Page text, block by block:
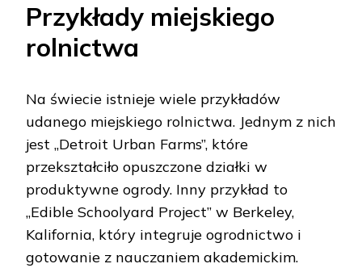
Przykłady miejskiego
rolnictwa
Na świecie istnieje wiele przykładów
udanego miejskiego rolnictwa. Jednym z nich
jest „Detroit Urban Farms”, które
przekształciło opuszczone działki w
produktywne ogrody. Inny przykład to
„Edible Schoolyard Project” w Berkeley,
Kalifornia, który integruje ogrodnictwo i
gotowanie z nauczaniem akademickim.